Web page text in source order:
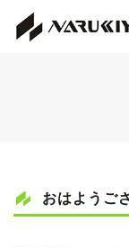
おはようご